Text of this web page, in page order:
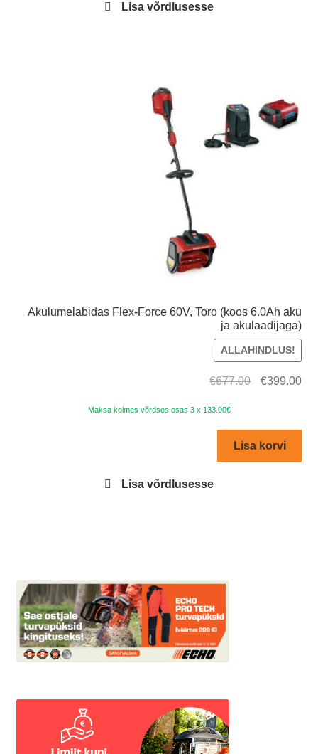
Lisa võrdlusesse
Akulumelabidas Flex-Force 60V, Toro (koos 6.0Ah aku
ja akulaadijaga)
ALLAHINDLUS!
€677.00
Algne
€677.00.
€399.00
Maksa kolmes võrdses osas 3 x 133.00€
Lisa korvi
Lisa võrdlusesse